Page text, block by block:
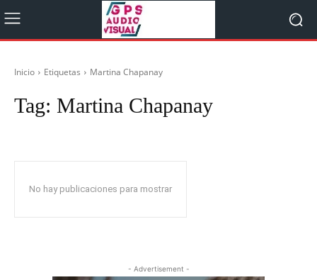
Inicio Etiquetas Martina Chapanay
Tag: Martina Chapanay
No hay publicaciones para mostrar
- Advertisement -